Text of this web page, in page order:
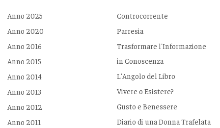
Anno 2025
Anno 2020
Anno 2016
Anno 2015
Anno 2014
Anno 2013
Anno 2012
Anno 2011
Controcorrente
Parresia
Trasformare l'Informazione
in Conoscenza
L'Angolo del Libro
Vivere o Esistere?
Gusto e Benessere
Diario di una Donna Trafelata